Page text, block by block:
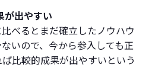
が出やすい
べるとまだ確立したノウハウ
いので、今から参入しても正
比較的成果が出やすいという